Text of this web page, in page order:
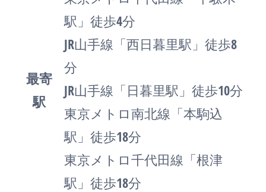
最寄
駅
駅」徒歩4分
JR山手線「西日暮里駅」徒歩8
分
JR山手線「日暮里駅」徒歩10分
東京メトロ南北線「本駒込
駅」徒歩18分
東京メトロ千代田線「根津
駅」徒歩18分